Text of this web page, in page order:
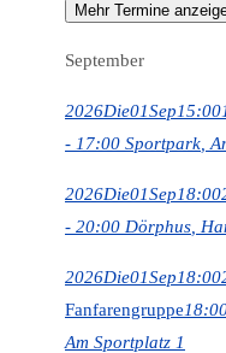
Mehr Termine
September
2026Die01Sep15:00
- 17:00 Sportpark ,
2026Die01Sep18:00
- 20:00 Dörphus ,
2026Die01Sep18:00
Fanfarengruppe
Am Sportplatz 1